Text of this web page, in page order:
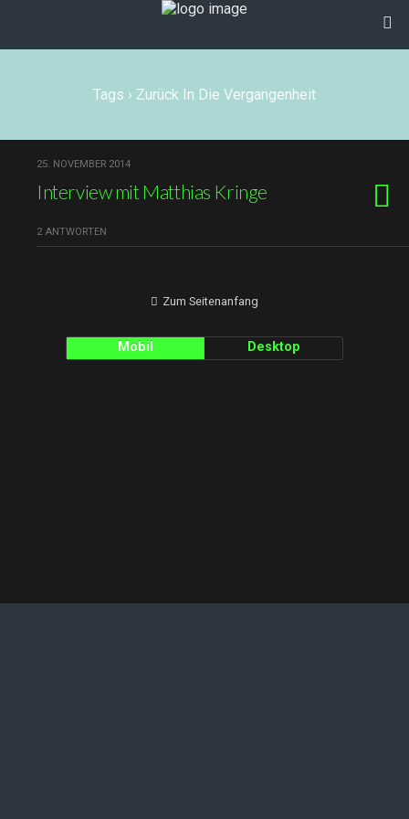
Tags › Zurück In Die Vergangenheit
25. NOVEMBER 2014
Interview mit Matthias Kringe
2 ANTWORTEN
Zum Seitenanfang
Mobil Desktop